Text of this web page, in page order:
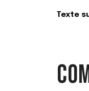
Texte